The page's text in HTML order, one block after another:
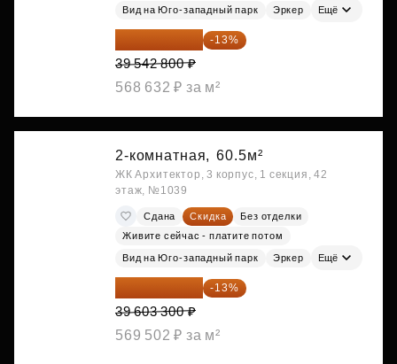
Вид на Юго-западный парк Эркер Ещё
34 402 236 ₽ -13%
39 542 800 ₽
568 632 ₽ за м²
2-комнатная, 60.5м²
ЖК Архитектор, 3 корпус, 1 секция, 42
этаж, №1039
Сдана Скидка
Без отделки
Живите сейчас - платите потом
Вид на Юго-западный парк Эркер Ещё
34 454 871 ₽ -13%
39 603 300 ₽
569 502 ₽ за м²